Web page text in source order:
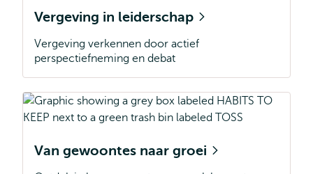
Vergeving in leiderschap
Vergeving verkennen door actief
perspectiefneming en debat
Van gewoontes naar groei